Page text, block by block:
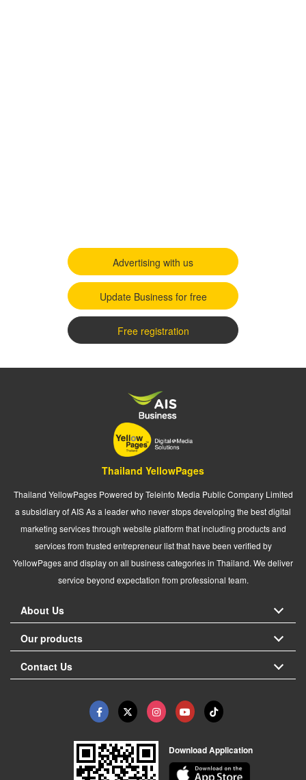
Advertising with us
Update Business for free
Free registration
Thailand YellowPages
Thailand YellowPages Powered by Teleinfo Media Public Company Limited
a subsidiary of AIS As a leader who never stops developing the best digital
marketing services through website platform that including products and
services from trusted entrepreneur list that have been verified by
YellowPages and display on all business categories in Thailand. We deliver
service beyond expectation from professional team.
About Us
Our products
Contact Us
Download Application